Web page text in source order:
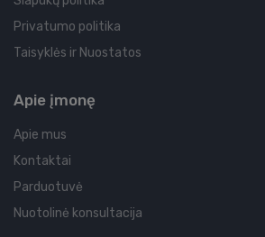
Privatumo politika
Taisyklės ir Nuostatos
Apie įmonę
Apie mus
Kontaktai
Parduotuvė
Nuotolinė konsultacija